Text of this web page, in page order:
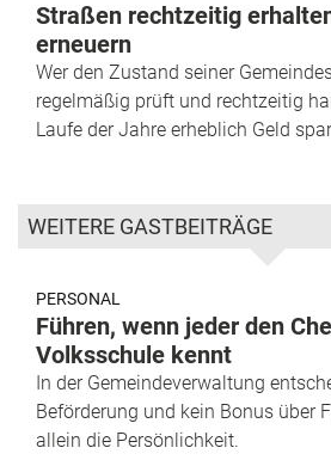
Straßen rechtzeitig
erneuern
Wer den Zustand seiner
regelmäßig prüft und rechtzeitig
Laufe der Jahre erheblich Geld
WEITERE GASTBEITRÄGE
PERSONAL
Führen, wenn jeder den
Volksschule kennt
In der Gemeindeverwaltung
Beförderung und kein Bonus über
allein die Persönlichkeit.